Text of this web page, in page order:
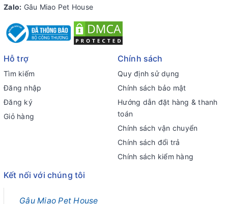
Zalo: Gâu Miao Pet House
Hỗ trợ
Tìm kiếm
Đăng nhập
Đăng ký
Giỏ hàng
Chính sách
Quy định sử dụng
Chính sách bảo mật
Hướng dẫn đặt hàng & thanh
toán
Chính sách vận chuyển
Chính sách đổi trả
Chính sách kiểm hàng
Kết nối với chúng tôi
Gâu Miao Pet House